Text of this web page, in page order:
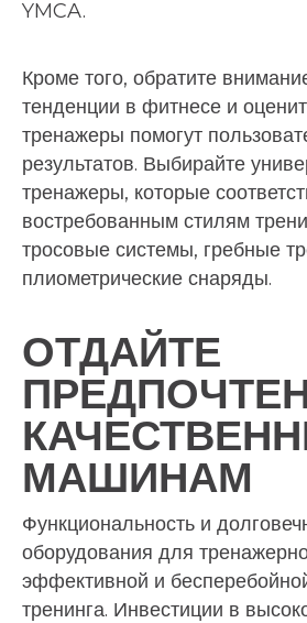
YMCA.
Кроме того, обратите
тенденции в фитнесе и
тренажеры помогут
результатов. Выбирайте
тренажеры, которые
востребованным стилям
тросовые системы, гребные
плиометрические снаряды.
ОТДАЙТЕ
МАШИНАМ
Функциональность и
оборудования для
эффективной и
тренинга. Инвестиции в